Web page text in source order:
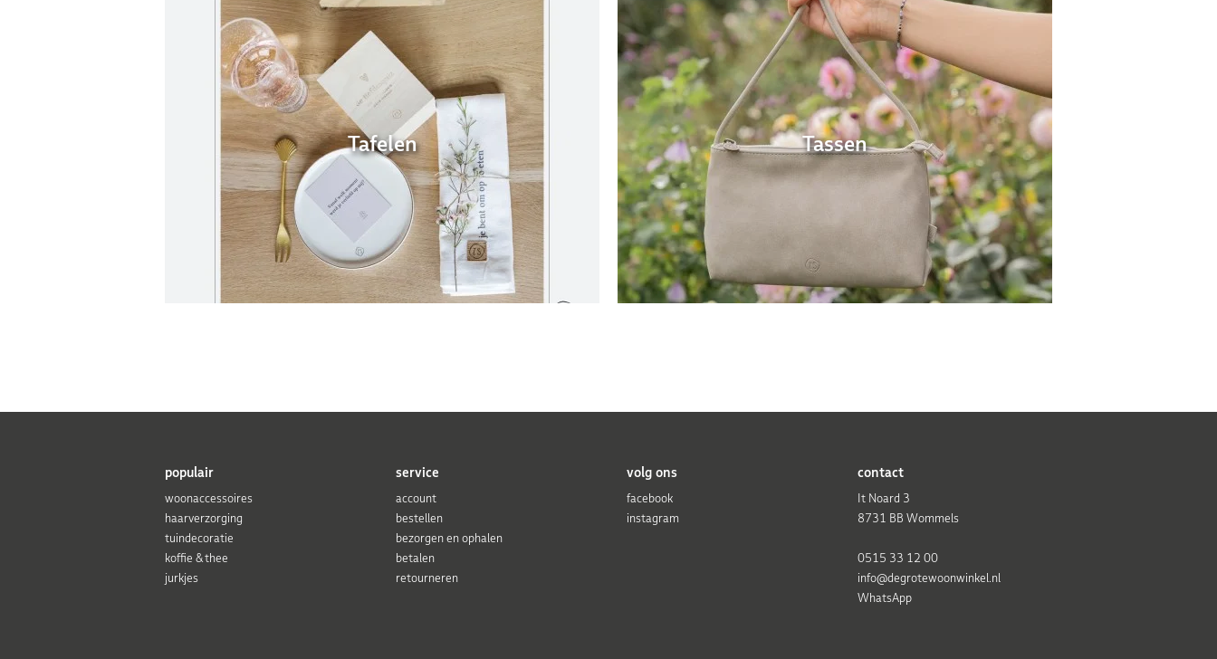
Tafelen Tassen
populair
woonaccessoires
haarverzorging
tuindecoratie
koffie & thee
jurkjes
service
account
bestellen
bezorgen en ophalen
betalen
retourneren
volg ons
facebook
instagram
contact
It Noard 3
8731 BB Wommels
0515 33 12 00
info@degrotewoonwinkel.nl
WhatsApp